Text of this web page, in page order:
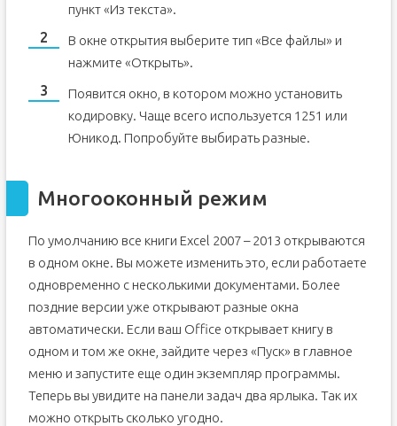
пункт «Из текста».
В окне открытия выберите тип «Все файлы» и
нажмите «Открыть».
Появится окно, в котором можно установить
кодировку. Чаще всего используется 1251 или
Юникод. Попробуйте выбирать разные.
Многооконный режим
По умолчанию все книги Excel 2007 – 2013 открываются
в одном окне. Вы можете изменить это, если работаете
одновременно с несколькими документами. Более
поздние версии уже открывают разные окна
автоматически. Если ваш Office открывает книгу в
одном и том же окне, зайдите через «Пуск» в главное
меню и запустите еще один экземпляр программы.
Теперь вы увидите на панели задач два ярлыка. Так их
можно открыть сколько угодно.